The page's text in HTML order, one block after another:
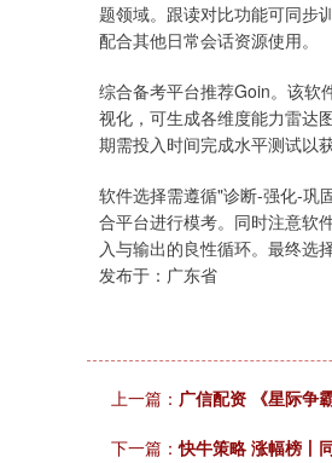
题领域。跟读对比功能可同步
配合其他日常会话资源使用。
综合备考平台推荐Goin。该软
视化，可生成各维度能力雷达
期需投入时间完成水平测试以
软件选择需遵循"诊断-强化-巩
合平台进行模考。同时注意软
入与输出的良性循环。最终选
发布于：广东省
上一篇： 广信配资 《星际争
下一篇：快牛策略 涨幅榜丨